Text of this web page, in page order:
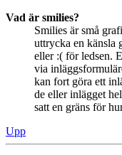
Vad är smilies?
Smilies är små
uttrycka en känsla
eller :( för ledsen.
via
kan fort göra ett
de eller inlägget
satt en gräns för
Upp